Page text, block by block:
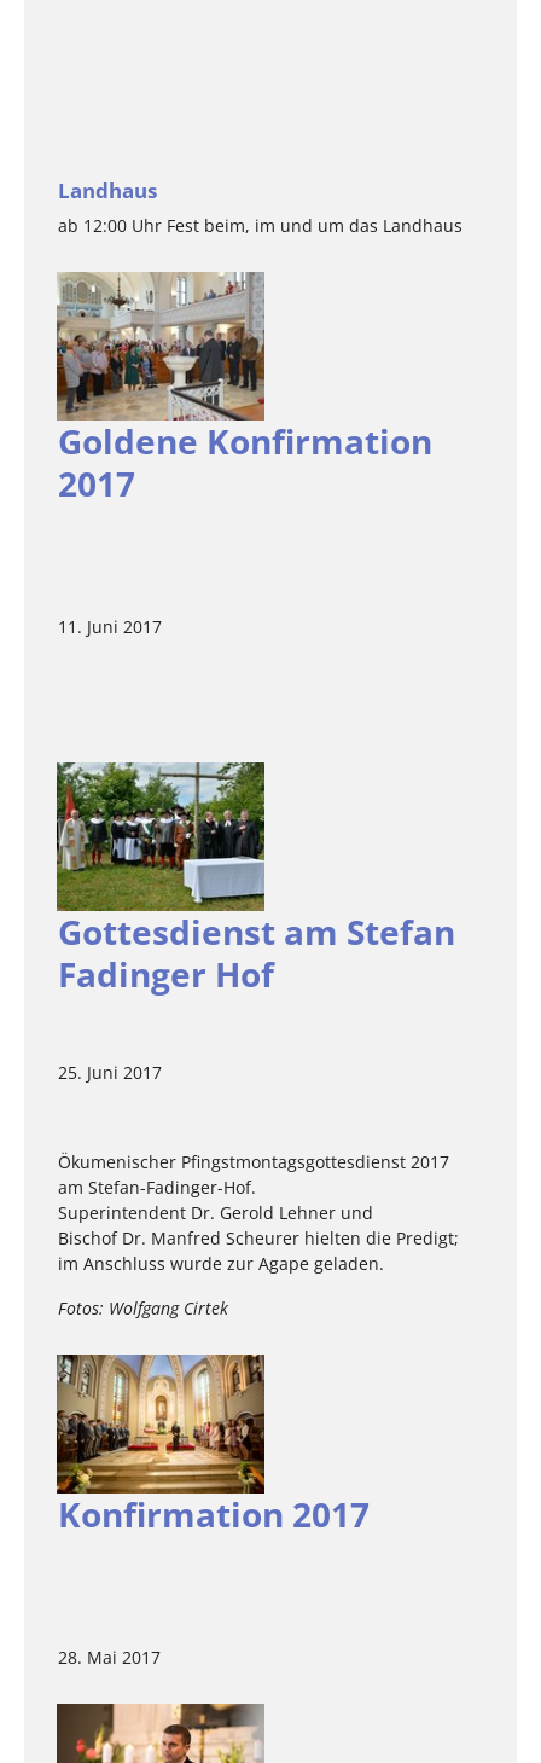
Landhaus
ab 12:00 Uhr Fest beim, im und um das Landhaus
Goldene Konfirmation
2017
11. Juni 2017
Gottesdienst am Stefan
Fadinger Hof
25. Juni 2017
Ökumenischer Pfingstmontagsgottesdienst 2017
am Stefan-Fadinger-Hof.
Superintendent Dr. Gerold Lehner und
Bischof Dr. Manfred Scheurer hielten die Predigt;
im Anschluss wurde zur Agape geladen.
Fotos: Wolfgang Cirtek
Konfirmation 2017
28. Mai 2017